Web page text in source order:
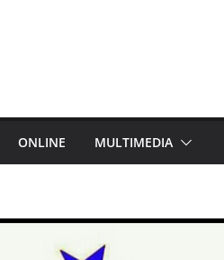
ONLINE MULTIMEDIA